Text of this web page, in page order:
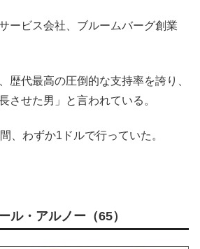
ービス会社、ブルームバーグ創業
歴代最高の圧倒的な支持率を誇り、
させた男」と言われている。
、わずか1ドルで行っていた。
・アルノー（65）